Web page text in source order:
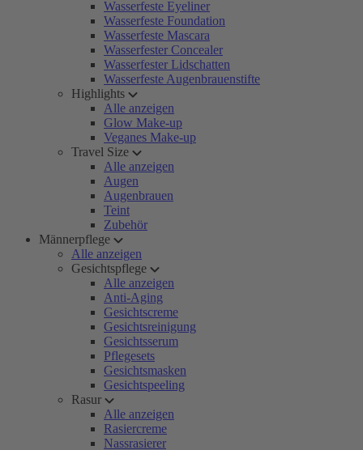
Wasserfeste Eyeliner
Wasserfeste Foundation
Wasserfeste Mascara
Wasserfester Concealer
Wasserfester Lidschatten
Wasserfeste Augenbrauenstifte
Highlights
Alle anzeigen
Glow Make-up
Veganes Make-up
Travel Size
Alle anzeigen
Augen
Augenbrauen
Teint
Zubehör
Männerpflege
Alle anzeigen
Gesichtspflege
Alle anzeigen
Anti-Aging
Gesichtscreme
Gesichtsreinigung
Gesichtsserum
Pflegesets
Gesichtsmasken
Gesichtspeeling
Rasur
Alle anzeigen
Rasiercreme
Nassrasierer